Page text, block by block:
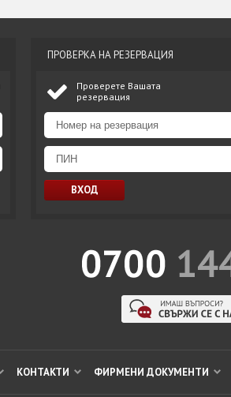
ПРОВЕРКА НА РЕЗЕРВАЦИЯ
Проверете Вашата
резервация
КОНТАКТИ ФИРМЕНИ ДОКУМЕНТИ